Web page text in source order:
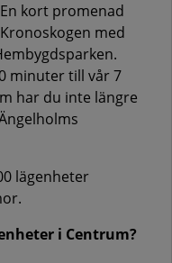
kort promenad
med
minuter till vår 7
har du inte längre
lägenheter
i Centrum?